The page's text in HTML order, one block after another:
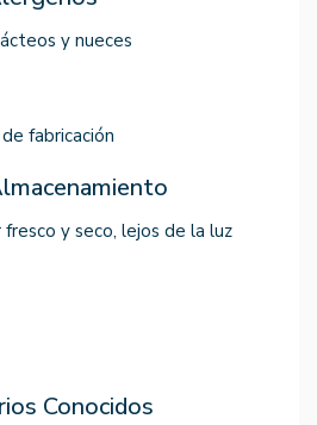
y nueces
fabricación
y seco, lejos de la luz
Conocidos